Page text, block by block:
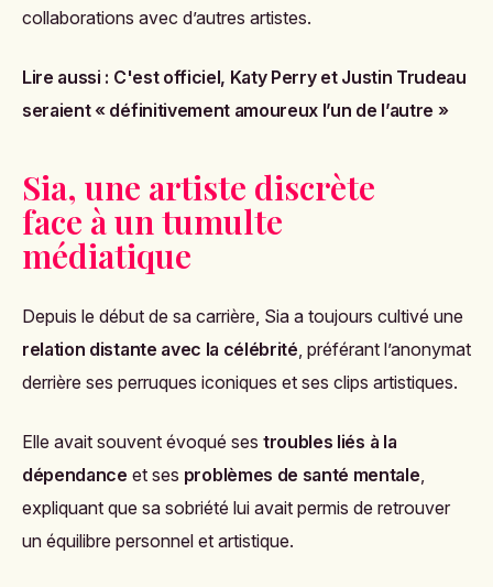
collaborations avec d’autres artistes.
Lire aussi : C'est officiel, Katy Perry et Justin Trudeau
seraient « définitivement amoureux l’un de l’autre »
Sia, une artiste discrète
face à un tumulte
médiatique
Depuis le début de sa carrière, Sia a toujours cultivé une
relation distante avec la célébrité, préférant l’anonymat
derrière ses perruques iconiques et ses clips artistiques.
Elle avait souvent évoqué ses troubles liés à la
dépendance et ses problèmes de santé mentale,
expliquant que sa sobriété lui avait permis de retrouver
un équilibre personnel et artistique.